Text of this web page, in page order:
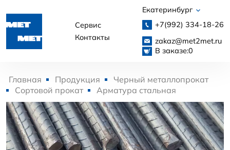
Сервис
Контакты
Екатеринбург
+7(992) 334-18-26
zakaz@met2met.ru
В заказе:0
Главная Продукция
Черный металлопрокат
Сортовой прокат
Арматура стальная